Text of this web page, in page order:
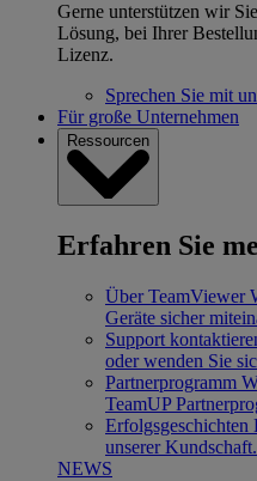
Gerne unterstützen wir
Lösung, bei Ihrer
Lizenz.
Sprechen Sie mit
Für große Unternehmen
Ressourcen
Erfahren Sie
Über TeamViewer
Geräte sicher
Support
oder wenden Sie
Partnerprogramm
TeamUP
Erfolgsgeschichten
unserer Kundschaft.
NEWS